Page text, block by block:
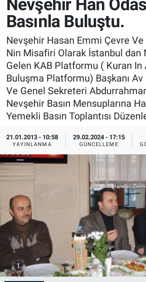
Nevşehir Han
Basınla Buluştu.
Nevşehir Hasan Emmi Çevre
Nin Misafiri Olarak İstanbul dan
Gelen KAB Platformu ( Kuran In
Buluşma Platformu) Başkanı Av
Ve Genel Sekreteri
Nevşehir Basın Mensuplarına
Yemekli Basın Toplantısı
21.01.2013 - 10:58
YAYINLANMA
29.02.2024 - 17:15
GÜNCELLEME
Sağlık
Yerel
Genel
Asayiş
İlan - Duyuru- Mesaj
Türkiye Gündemi
Sizden Gelenler
Yaşam
Sağlık
Eğitim
Kültür
Medya
Bilim-Tek
Teknoloji
İlan - Duyuru- Mesaj
Türkiye Gündemi
Sizden Gelenler